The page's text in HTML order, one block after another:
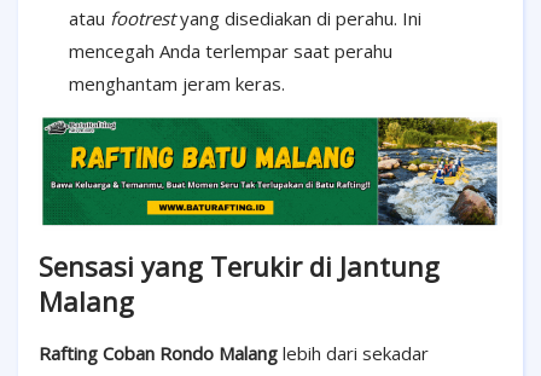
atau footrestyang disediakan di perahu. Ini
mencegah Anda terlempar saat perahu
menghantam jeram keras.
Sensasi yang Terukir di Jantung
Malang
Rafting Coban Rondo Malang lebih dari sekadar